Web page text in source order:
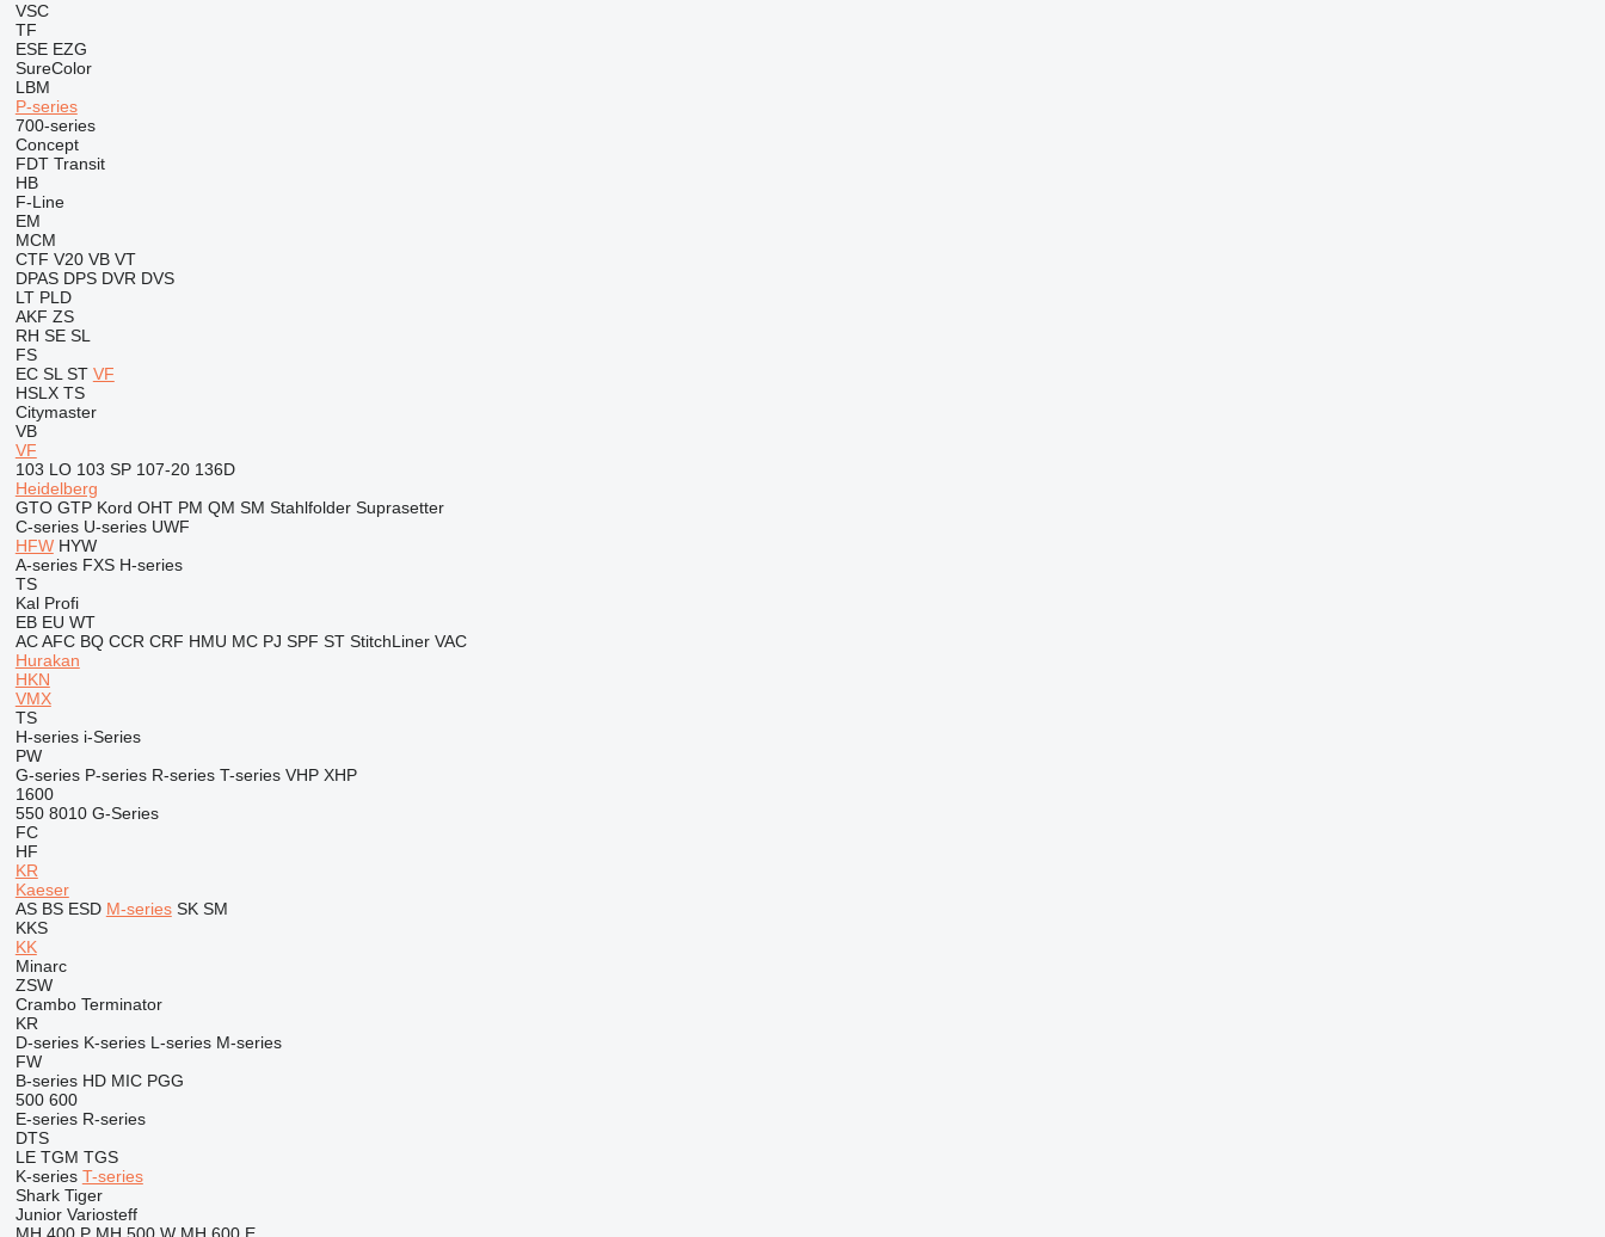
VSC
TF
ESE EZG
SureColor
LBM
P-series
700-series
Concept
FDT Transit
HB
F-Line
EM
MCM
CTF V20 VB VT
DPAS DPS DVR DVS
LT PLD
AKF ZS
RH SE SL
FS
EC SL ST VF
HSLX TS
Citymaster
VB
VF
103 LO 103 SP 107-20 136D
Heidelberg
GTO GTP Kord OHT PM QM SM Stahlfolder Suprasetter
C-series U-series UWF
HFW HYW
A-series FXS H-series
TS
Kal Profi
EB EU WT
AC AFC BQ CCR CRF HMU MC PJ SPF ST StitchLiner VAC
Hurakan
HKN
VMX
TS
H-series i-Series
PW
G-series P-series R-series T-series VHP XHP
1600
550 8010 G-Series
FC
HF
KR
Kaeser
AS BS ESD M-series SK SM
KKS
KK
Minarc
ZSW
Crambo Terminator
KR
D-series K-series L-series M-series
FW
B-series HD MIC PGG
500 600
E-series R-series
DTS
LE TGM TGS
K-series T-series
Shark Tiger
Junior Variosteff